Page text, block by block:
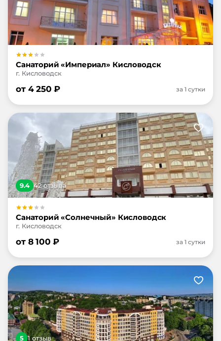
Санаторий «Империал» Кисловодск
г. Кисловодск
от 4 250 ₽ за 1 сутки
9.4 42отзыва
Санаторий «Солнечный» Кисловодск
г. Кисловодск
от 8 100 ₽ за 1 сутки
5 1отзыв